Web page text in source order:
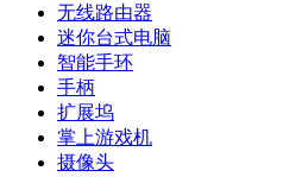
无线路由器
迷你台式电脑
智能手环
手柄
扩展坞
掌上游戏机
摄像头